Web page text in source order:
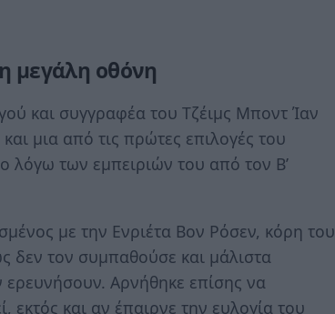
μεγάλη οθόνη
και συγγραφέα του Τζέιμς Μποντ Ίαν
μια από τις πρώτες επιλογές του
λόγω των εμπειριών του από τον Β’
με την Ενριέτα Βον Ρόσεν, κόρη του
τον συμπαθούσε και μάλιστα
ερευνήσουν. Αρνήθηκε επίσης να
εκτός και αν έπαιρνε την ευλογία του